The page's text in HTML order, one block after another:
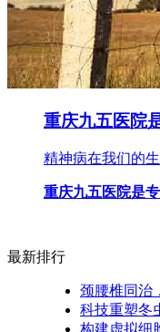
重庆九五医院
精神病在我们的
重庆九五医院是
最新排行
颈腰椎同治
科技重塑冬